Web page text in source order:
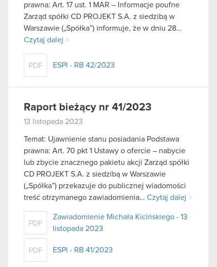
prawna: Art. 17 ust. 1 MAR – Informacje poufne
Zarząd spółki CD PROJEKT S.A. z siedzibą w
Warszawie („Spółka”) informuje, że w dniu 28…
Czytaj dalej
PDF ESPI - RB 42/2023
Raport bieżący nr 41/2023
13 listopada 2023
Temat: Ujawnienie stanu posiadania Podstawa
prawna: Art. 70 pkt 1 Ustawy o ofercie – nabycie
lub zbycie znacznego pakietu akcji Zarząd spółki
CD PROJEKT S.A. z siedzibą w Warszawie
(„Spółka”) przekazuje do publicznej wiadomości
treść otrzymanego zawiadomienia… Czytaj dalej
PDF
Zawiadomienie Michała Kicińskiego - 13
listopada 2023
PDF ESPI - RB 41/2023